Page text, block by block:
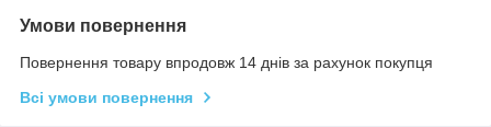
Умови повернення
Повернення товару впродовж 14 днів за рахунок покупця
Всі умови повернення